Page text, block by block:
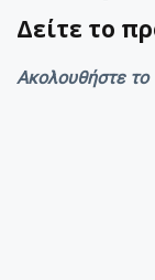
Δείτε το
Ακολουθήστε το